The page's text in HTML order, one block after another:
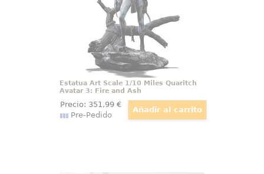
narrativa y fuerza visual.
Estatua Art Scale 1/10 Miles Quaritch
Avatar 3: Fire and Ash
Precio: 351,99€
Pre-Pedido